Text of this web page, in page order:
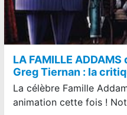
LA FAMILLE
Greg Tiernan : la
La célèbre Famille
animation cette fois !